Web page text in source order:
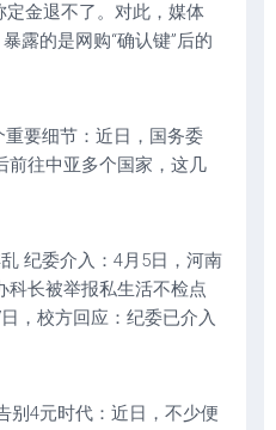
定金退不了。对此，媒体
露的是网购“确认键”后的
要细节：近日，国务委
前往中亚多个国家，这几
纪委介入：4月5日，河南
科长被举报私生活不检点
，校方回应：纪委已介入
别4元时代：近日，不少便